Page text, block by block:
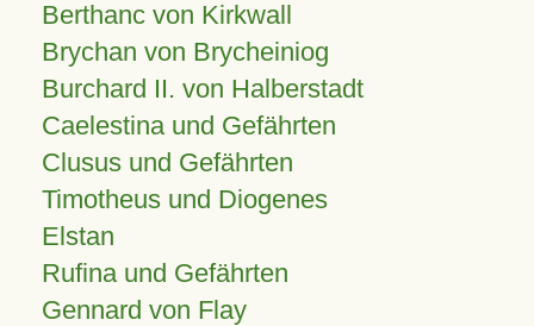
Berthanc von Kirkwall
Brychan von Brycheiniog
Burchard II. von Halberstadt
Caelestina und Gefährten
Clusus und Gefährten
Timotheus und Diogenes
Elstan
Rufina und Gefährten
Gennard von Flay